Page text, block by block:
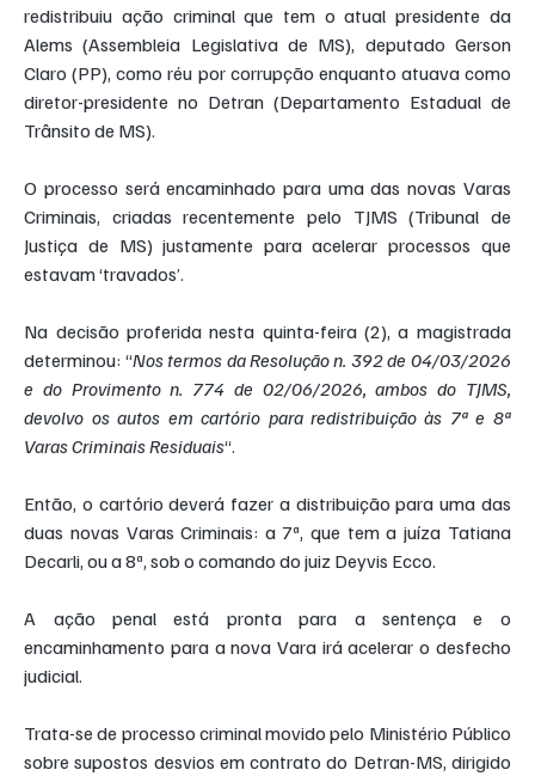
redistribuiu ação criminal que tem o atual presidente da
Alems (Assembleia Legislativa de MS), deputado Gerson
Claro (PP), como réu por corrupção enquanto atuava como
diretor-presidente no Detran (Departamento Estadual de
Trânsito de MS).
O processo será encaminhado para uma das novas Varas
Criminais, criadas recentemente pelo TJMS (Tribunal de
Justiça de MS) justamente para acelerar processos que
estavam ‘travados’.
Na decisão proferida nesta quinta-feira (2), a magistrada
determinou: “Nos termos da Resolução n. 392 de 04/03/2026
e do Provimento n. 774 de 02/06/2026, ambos do TJMS,
devolvo os autos em cartório para redistribuição às 7ª e 8ª
Varas Criminais Residuais“.
Então, o cartório deverá fazer a distribuição para uma das
duas novas Varas Criminais: a 7ª, que tem a juíza Tatiana
Decarli, ou a 8ª, sob o comando do juiz Deyvis Ecco.
A ação penal está pronta para a sentença e o
encaminhamento para a nova Vara irá acelerar o desfecho
judicial.
Trata-se de processo criminal movido pelo Ministério Público
sobre supostos desvios em contrato do Detran-MS, dirigido